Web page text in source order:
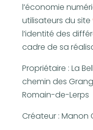
l’économie
utilisateurs du site
l’identité des
cadre de sa
Propriétaire : La
chemin des
Romain-de-Lerps
Créateur : Manon